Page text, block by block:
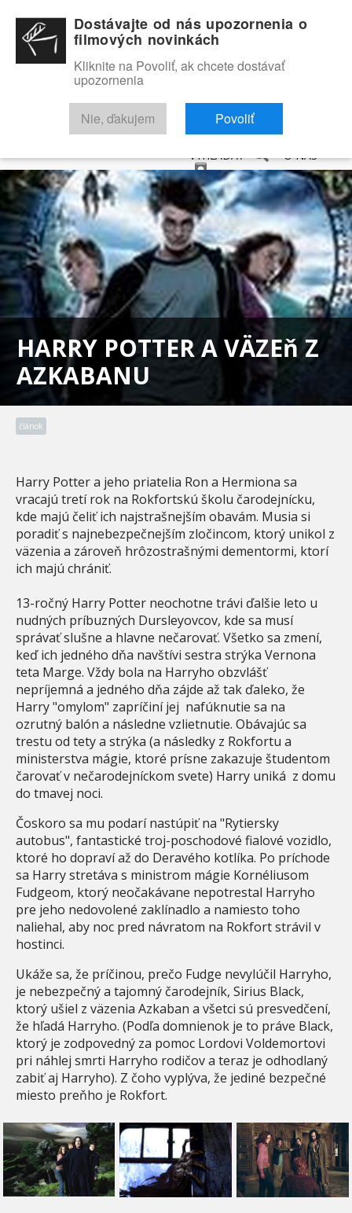
RECENZIE TRAILERY FILMOVÁ DATABÁZA
VYHĽADAŤ O NÁS
HARRY POTTER A VÄZEň Z
AZKABANU
článok
Harry Potter a jeho priatelia Ron a Hermiona sa
vracajú tretí rok na Rokfortskú školu čarodejnícku,
kde majú čeliť ich najstrašnejším obavám. Musia si
poradiť s najnebezpečnejším zločincom, ktorý unikol z
väzenia a zároveň hrôzostrašnými dementormi, ktorí
ich majú chrániť.
13-ročný Harry Potter neochotne trávi ďalšie leto u
nudných príbuzných Dursleyovcov, kde sa musí
správať slušne a hlavne nečarovať. Všetko sa zmení,
keď ich jedného dňa navštívi sestra strýka Vernona
teta Marge. Vždy bola na Harryho obzvlášť
nepríjemná a jedného dňa zájde až tak ďaleko, že
Harry "omylom" zapríčiní jej nafúknutie sa na
ozrutný balón a následne vzlietnutie. Obávajúc sa
trestu od tety a strýka (a následky z Rokfortu a
ministerstva mágie, ktoré prísne zakazuje študentom
čarovať v nečarodejníckom svete) Harry uniká z domu
do tmavej noci.
Čoskoro sa mu podarí nastúpiť na "Rytiersky
autobus", fantastické troj-poschodové fialové vozidlo,
ktoré ho dopraví až do Deravého kotlíka. Po príchode
sa Harry stretáva s ministrom mágie Kornéliusom
Fudgeom, ktorý neočakávane nepotrestal Harryho
pre jeho nedovolené zaklínadlo a namiesto toho
naliehal, aby noc pred návratom na Rokfort strávil v
hostinci.
Ukáže sa, že príčinou, prečo Fudge nevylúčil Harryho,
je nebezpečný a tajomný čarodejník, Sirius Black,
ktorý ušiel z väzenia Azkaban a všetci sú presvedčení,
že hľadá Harryho. (Podľa domnienok je to práve Black,
ktorý je zodpovedný za pomoc Lordovi Voldemortovi
pri náhlej smrti Harryho rodičov a teraz je odhodlaný
zabiť aj Harryho). Z čoho vyplýva, že jediné bezpečné
miesto preňho je Rokfort.
Dostávajte od nás upozornenia o
filmových novinkách
Kliknite na Povoliť, ak chcete dostávať
upozornenia
Nie, ďakujem Povoliť